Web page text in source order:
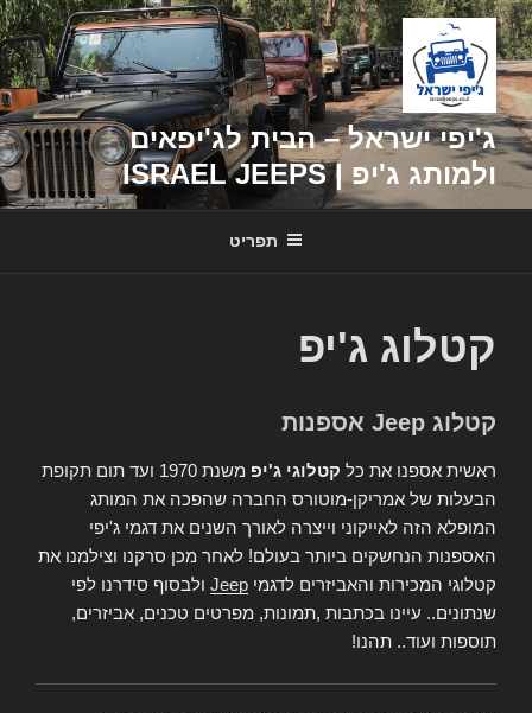
דילוג
לתוכן
ג'יפי ישראל – הבית לג'יפאים
ולמותג ג'יפ | ISRAEL JEEPS
תפריט
קטלוג ג'יפ
קטלוג Jeep אספנות
ראשית אספנו את כל קטלוגי ג'יפ
משנת 1970 ועד תום תקופת
הבעלות של אמריקן-מוטורס החברה שהפכה את המותג
המופלא הזה לאייקוני וייצרה לאורך השנים את דגמי ג'יפי
האספנות הנחשקים ביותר בעולם! לאחר מכן סרקנו וצילמנו את
קטלוגי המכירות והאביזרים לדגמי Jeep ולבסוף סידרנו לפי
שנתונים.. עיינו בכתבות ,תמונות, מפרטים טכנים, אביזרים,
תוספות ועוד.. תהנו!